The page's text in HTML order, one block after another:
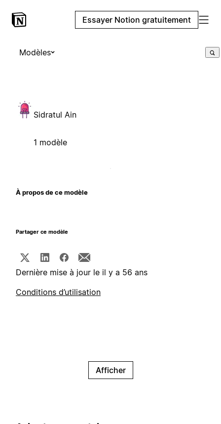
Essayer Notion gratuitement
Modèles
Sidratul Ain
1 modèle
À propos de ce modèle
Partager ce modèle
Dernière mise à jour le il y a 56 ans
Conditions d’utilisation
Afficher